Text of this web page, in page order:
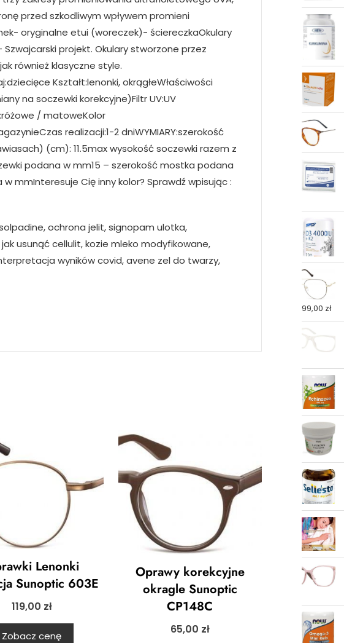
przed szkodliwym wpływem promieni
oryginalne etui (woreczek)- ściereczkaOkulary
projekt. Okulary stworzone przez
również klasyczne style.
Kształt:lenonki, okrągłeWłaściwości
na soczewki korekcyjne)Filtr UV:UV
/ matoweKolor
realizacji:1-2 dniWYMIARY:szerokość
(cm): 11.5max wysokość soczewki razem z
podana w mm15 – szerokość mostka podana
mmInteresuje Cię inny kolor? Sprawdź wpisując :
ochrona jelit, signopam ulotka,
usunąć cellulit, kozie mleko modyfikowane,
wyników covid, avene zel do twarzy,
Lenonki
Sunoptic 603E
119,00 zł
Zobacz cenę
Oprawy korekcyjne
okragle Sunoptic
CP148C
65,00 zł
99,00 zł